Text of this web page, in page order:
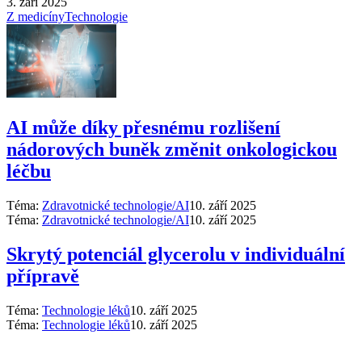
Z medicínyTechnologie
AI může díky přesnému rozlišení
nádorových buněk změnit onkologickou
léčbu
Téma: Zdravotnické technologie/AI10. září 2025
Téma: Zdravotnické technologie/AI10. září 2025
Skrytý potenciál glycerolu v individuální
přípravě
Téma: Technologie léků10. září 2025
Téma: Technologie léků10. září 2025